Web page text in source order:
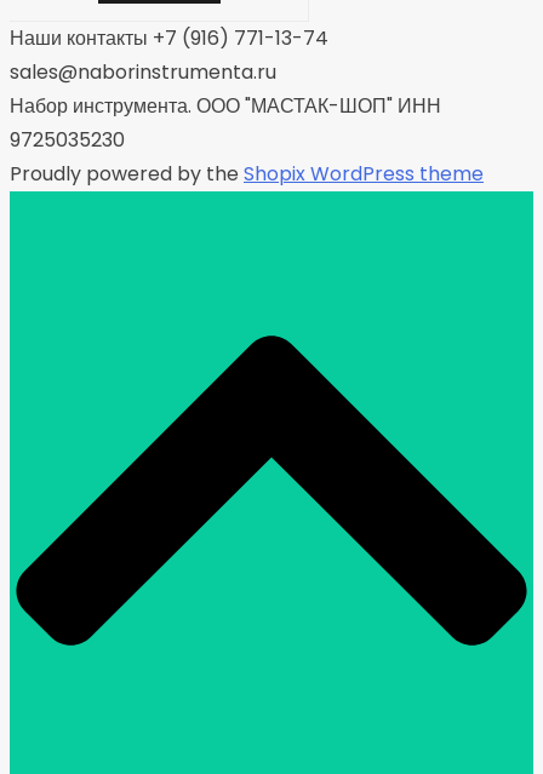
Наши контакты +7 (916) 771-13-74
sales@naborinstrumenta.ru
Набор инструмента. ООО "МАСТАК-ШОП" ИНН
9725035230
Proudly powered by the Shopix WordPress theme